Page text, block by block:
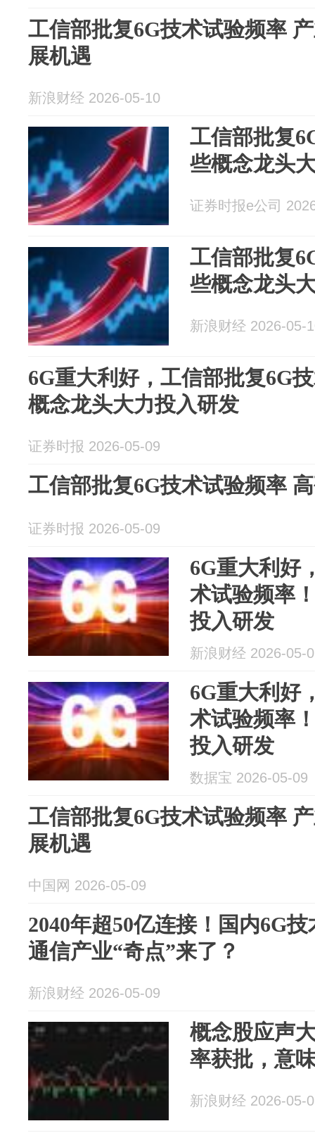
工信部批复6G技术试验频率
展机遇
新浪财经 2026-05-10
工信部批复
些概念龙头
证券时报e公司
工信部批复
些概念龙头
新浪财经 2026-05-
6G重大利好，工信部批复6G
概念龙头大力投入研发
证券时报 2026-05-09
工信部批复6G技术试验频率
证券时报 2026-05-09
6G重大利好
术试验频率
投入研发
新浪财经 2026-05-
6G重大利好
术试验频率
投入研发
数据宝 2026-05-09
工信部批复6G技术试验频率
展机遇
中国网 2026-05-09
2040年超50亿连接！国内6G
通信产业“奇点”来了？
新浪财经 2026-05-09
概念股应声
率获批，意
新浪财经 2026-05-